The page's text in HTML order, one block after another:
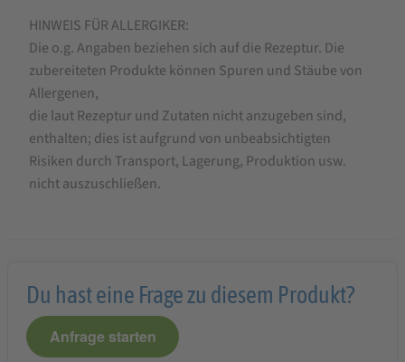
HINWEIS FÜR ALLERGIKER:
Die o.g. Angaben beziehen sich auf die Rezeptur. Die
zubereiteten Produkte können Spuren und Stäube von
Allergenen,
die laut Rezeptur und Zutaten nicht anzugeben sind,
enthalten; dies ist aufgrund von unbeabsichtigten
Risiken durch Transport, Lagerung, Produktion usw.
nicht auszuschließen.
Du hast eine Frage zu diesem Produkt?
Anfrage starten